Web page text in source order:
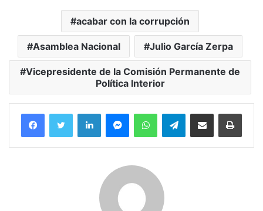
acabar con la corrupción
Asamblea Nacional Julio García Zerpa
Vicepresidente de la Comisión Permanente de
Política Interior
FacebookTwitter LinkedInMessengerWhatsAppTelegramCompartir por correo electrónico